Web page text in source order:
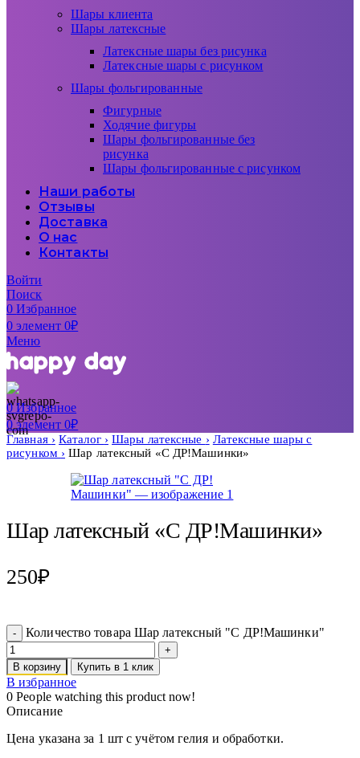
Шары клиента
Шары латексные
Латексные шары без рисунка
Латексные шары с рисунком
Шары фольгированные
Фигурные
Ходячие фигуры
Шары фольгированные без
рисунка
Шары фольгированные с рисунком
Наши работы
Отзывы
Доставка
О нас
Контакты
Войти
Поиск
0Избранное
0элемент 0₽
Меню
0Избранное
0элемент 0₽
Главная Каталог Шары латексные
Латексные шары с
рисунком
Шар латексный «С ДР!Машинки»
Шар латексный «С ДР!Машинки»
250₽
Количество товара Шар латексный "С ДР!Машинки"
В корзину Купить в 1 клик
В избранное
0 People watching this product now!
Описание
Цена указана за 1 шт с учётом гелия и обработки.